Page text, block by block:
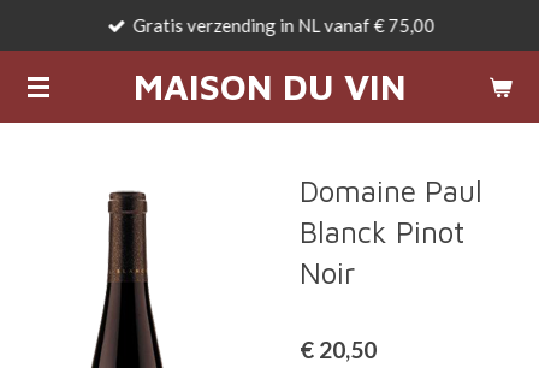
naar
de
MAISON DU VIN
Gratis verzending in NL vanaf € 75,00
Domaine Paul
Blanck Pinot
Noir
€ 20,50